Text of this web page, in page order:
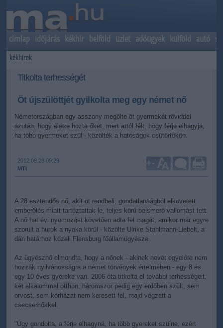
címlap időjárás kékhír belföld üzlet adóügyek külföld autó
kékhírek
Titkolta terhességét
Öt újszülöttjét gyilkolta meg egy német nő
Németországban egy asszony megölte öt gyermekét röviddel
azután, hogy életre hozta őket, mert attól félt, hogy férje elhagyja,
ha több gyermeket szül - közölték a hatóságok csütörtökön.
2012.09.28 09:29
MTI
+-
A 28 esztendős nő, akit öt rendbeli, gondatlanságból elkövetett
emberölés miatt tartóztattak le, teljes körű beismerő vallomást tett.
A nő hat évi nyomozást követően adta fel magát, amikor már egyre
szorult a hurok a nyaka körül - közölte Ulrike Stahlmann-Liebelt, a
dán határhoz közeli Flensburg főállamügyésze.
Az ügyésznő elmondta, hogy a nőnek - akinek nevét egyelőre nem
hozzák nyilvánosságra a német törvények értelmében - egy 8 és
egy 10 éves gyereke van. 2006 óta titkolta el további terhességeit,
két alkalommal otthon, háromszor pedig egy erdőben szült, sem
orvost, sem kórházat nem keresett fel, majd végzett a
csecsemőkkel.
"Úgy gondolta, a férje elhagyná, ha több gyereket szülne, ezért